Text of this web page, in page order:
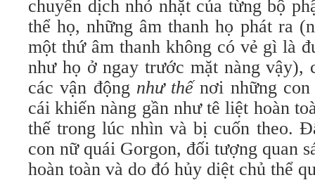
chuyển dịch nhỏ nhặt của từng bộ
thể họ, những âm thanh họ phát ra
một thứ âm thanh không có vẻ gì là
như họ ở ngay trước mặt nàng vậy),
các vận động như thếnơi những
cái khiến nàng gần như tê liệt hoàn
thế trong lúc nhìn và bị cuốn theo.
con nữ quái Gorgon, đối tượng quan
hoàn toàn và do đó hủy diệt chủ thể